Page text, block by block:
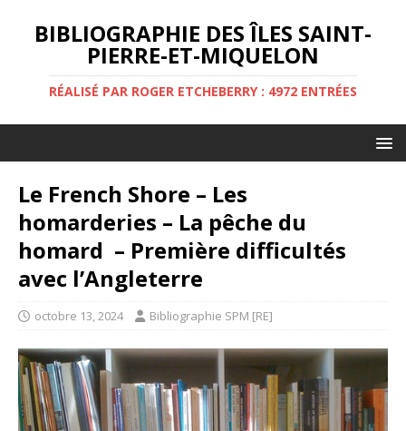
BIBLIOGRAPHIE DES ÎLES SAINT-
PIERRE-ET-MIQUELON
RÉALISÉ PAR ROGER ETCHEBERRY : 4972 ENTRÉES
Le French Shore – Les
homarderies – La pêche du
homard – Première difficultés
avec l’Angleterre
octobre 13, 2024 Bibliographie SPM [RE]